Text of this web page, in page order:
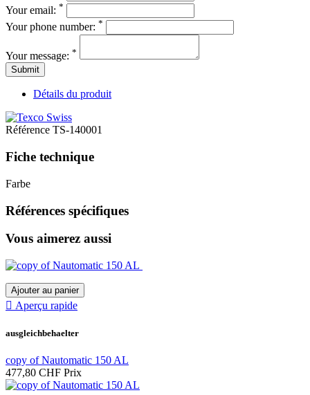
Your email: *
Your phone number: *
Your message: *
Submit
Détails du produit
Référence TS-140001
Fiche technique
Farbe
Références spécifiques
Vous aimerez aussi
Ajouter au panier
 Aperçu rapide
ausgleichbehaelter
copy of Nautomatic 150 AL
477,80 CHF Prix